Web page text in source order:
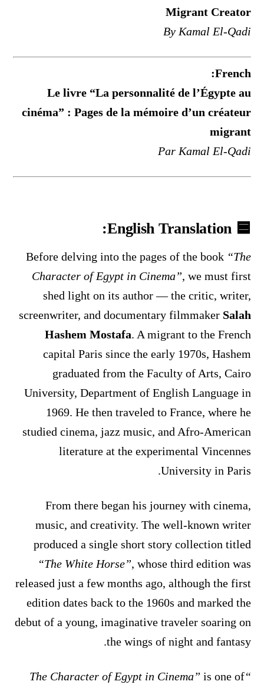
Migrant Creator
By Kamal El-Qadi
French:
Le livre “La personnalité de l’Égypte au
cinéma” : Pages de la mémoire d’un créateur
migrant
Par Kamal El-Qadi
🟦
English Translation:
Before delving into the pages of the book “The
Character of Egypt in Cinema”, we must first
shed light on its author — the critic, writer,
screenwriter, and documentary filmmaker Salah
Hashem Mostafa. A migrant to the French
capital Paris since the early 1970s, Hashem
graduated from the Faculty of Arts, Cairo
University, Department of English Language in
1969. He then traveled to France, where he
studied cinema, jazz music, and Afro-American
literature at the experimental Vincennes
University in Paris.
From there began his journey with cinema,
music, and creativity. The well-known writer
produced a single short story collection titled
“The White Horse”, whose third edition was
released just a few months ago, although the first
edition dates back to the 1960s and marked the
debut of a young, imaginative traveler soaring on
the wings of night and fantasy.
“The Character of Egypt in Cinema”
is one of